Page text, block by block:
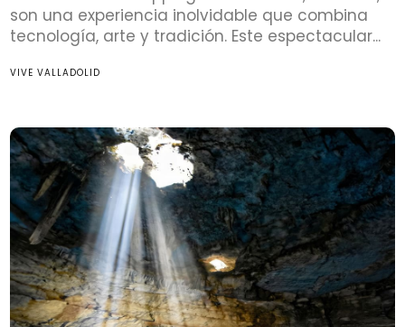
son una experiencia inolvidable que combina
tecnología, arte y tradición. Este espectacular...
VIVE VALLADOLID